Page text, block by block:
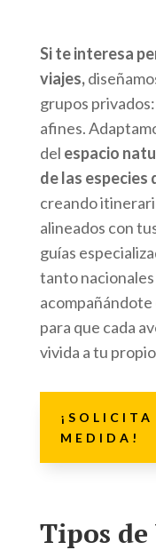
Si te interesa
viajes,
grupos
afines.
del espacio
de las especies
creando
alineados con
guías
tanto
acompañándote
para que cada
vivida a tu
MEDIDA!
Tipos de